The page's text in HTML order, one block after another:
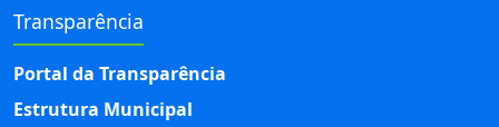
Transparência
Portal da Transparência
Estrutura Municipal